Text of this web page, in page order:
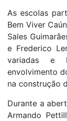
As escolas
Bem Viver
Sales
e Frederico
variadas e
envolvimento
na construção
Durante a
Armando